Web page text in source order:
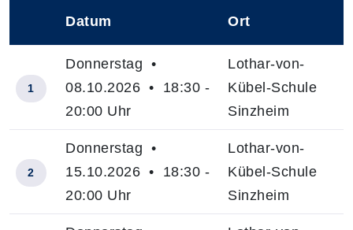
Datum Ort
1
Donnerstag •
08.10.2026 • 18:30 -
20:00 Uhr
Lothar-von-
Kübel-Schule
Sinzheim
2
Donnerstag •
15.10.2026 • 18:30 -
20:00 Uhr
Lothar-von-
Kübel-Schule
Sinzheim